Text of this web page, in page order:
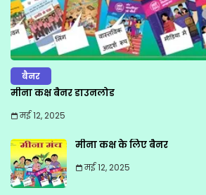
बैनर
मीना कक्ष बैनर डाउनलोड
मई 12, 2025
मीना कक्ष के लिए बैनर
मई 12, 2025